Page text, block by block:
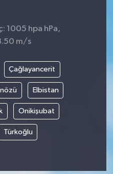
1005 hpa hPa,
m/s
Çağlayancerit
Elbistan
Onikişubat
Türkoğlu